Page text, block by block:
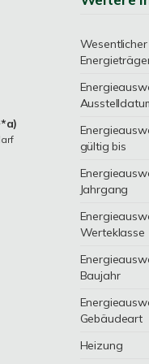
Wesentlicher
gültig bis
Jahrgang
Werteklasse
Baujahr
Gebäudeart
Heizung